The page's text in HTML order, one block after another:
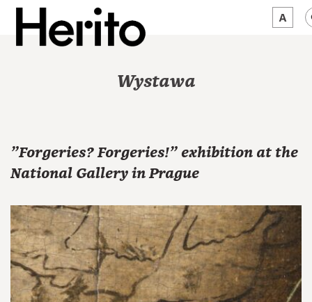
JĘZYK: EN
Wystawa
"Forgeries? Forgeries!" exhibition at the
National Gallery in Prague